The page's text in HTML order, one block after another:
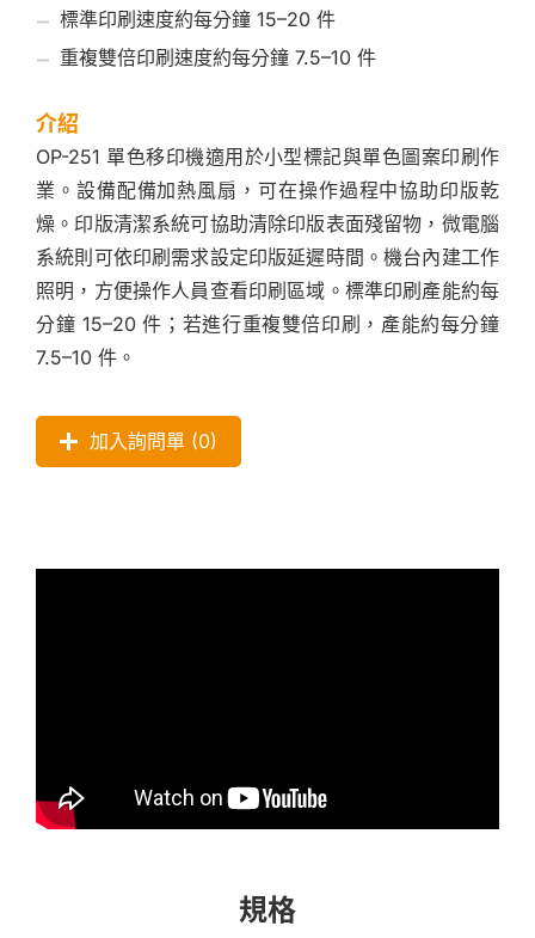
標準印刷速度約每分鐘 15–20 件
重複雙倍印刷速度約每分鐘 7.5–10 件
介紹
OP-251 單色移印機適用於小型標記與單色圖案印刷作
業。設備配備加熱風扇，可在操作過程中協助印版乾
燥。印版清潔系統可協助清除印版表面殘留物，微電腦
系統則可依印刷需求設定印版延遲時間。機台內建工作
照明，方便操作人員查看印刷區域。標準印刷產能約每
分鐘 15–20 件；若進行重複雙倍印刷，產能約每分鐘
7.5–10 件。
加入詢問單 (0)
規格